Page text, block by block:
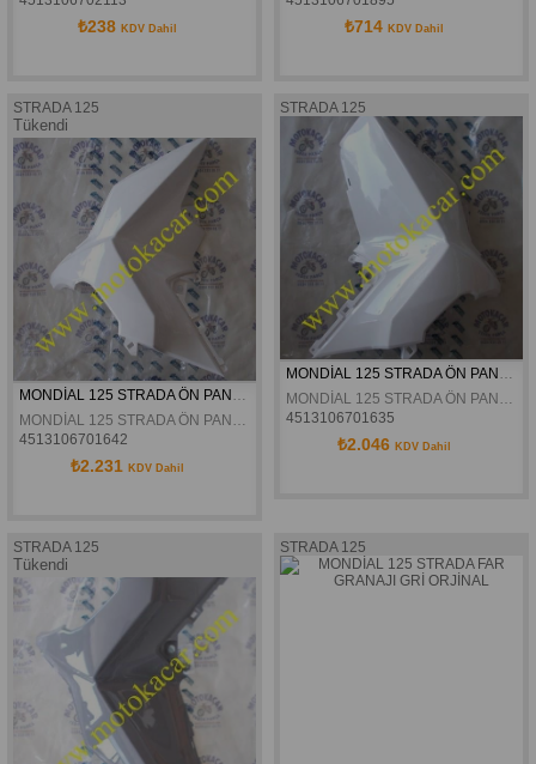
₺238 KDV Dahil ₺714 KDV Dahil
STRADA 125
Tükendi
MONDİAL 125 STRADA ÖN PANEL SOL BEYAZ ORJİNAL
MONDİAL 125 STRADA ÖN PANEL SOL BEYAZ ORJİNAL
4513106701642
₺2.231 KDV Dahil
STRADA 125
MONDİAL 125 STRADA ÖN PANEL SAĞ BEYAZ ORJİNAL
MONDİAL 125 STRADA ÖN PANEL SAĞ BEYAZ ORJİNAL
4513106701635
₺2.046 KDV Dahil
STRADA 125
Tükendi
STRADA 125